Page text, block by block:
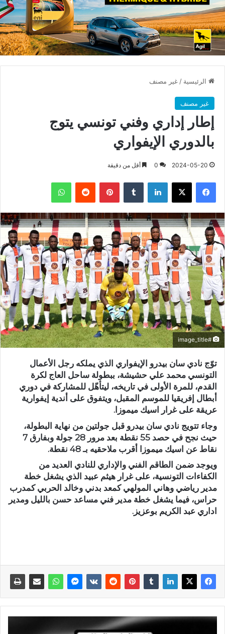
الرئيسية / غير مصنف
غير مصنف
إطار إداري وفني تونسي يتوج
بالدوري الإيفواري
2024-05-20
0 أقل من دقيقة
فيسبوك X لينكدإن بينتيريست واتساب
#image_title
توّج نادي سان بيدرو الإيفواري الذي يملكه رجل الأعمال
التونسي محمد علي حشيشة، ببطولة ساحل العاج لكرة
القدم، للمرة الأولى في تاريخه، ليتأهّل للمشاركة في دوري
أبطال إفريقيا للموسم المقبل، ويتفوق على أندية إيفوارية
عريقة على غرار اسيك ميموزا.
وجاء تتويج نادي سان بيدرو قبل جولتين من نهاية البطولة،
حيث نجح في حصد 55 نقطة بعد مرور 28 جولة وبفارق 7
نقاط عن اسيك ميموزا أقرب ملاحقيه بـ 48 نقطة.
ويوجد ضمن الطاقم الفني والإداري للنادي العديد من
الكفاءات التونسية، على غرار هيثم عبيد الذي يشغل خطة
مدير رياضي وهاني المولهي كمعد بدني وخالد الحربي كمدرب
حراس، فيما يشغل خطة مدير فني مساعد حسن بالليل ومدير
اداري عبد الكريم بوعزيز.